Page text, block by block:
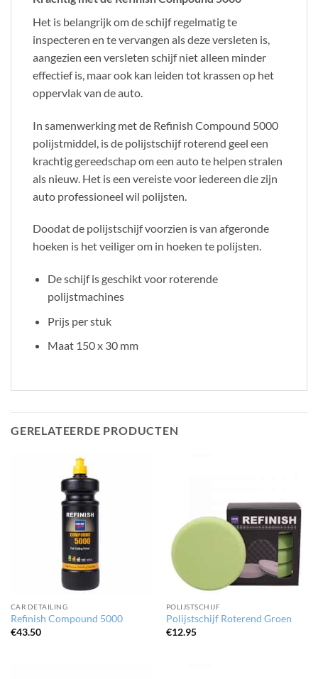
Het is belangrijk om de schijf regelmatig te
inspecteren en te vervangen als deze versleten is,
aangezien een versleten schijf niet alleen minder
effectief is, maar ook kan leiden tot krassen op het
oppervlak van de auto.
In samenwerking met de Refinish Compound 5000
polijstmiddel, is de polijstschijf roterend geel een
krachtig gereedschap om een auto te helpen stralen
als nieuw. Het is een vereiste voor iedereen die zijn
auto professioneel wil polijsten.
Doodat de polijstschijf voorzien is van afgeronde
hoeken is het veiliger om in hoeken te polijsten.
De schijf is geschikt voor roterende
polijstmachines
Prijs per stuk
Maat 150 x 30 mm
GERELATEERDE PRODUCTEN
CAR DETAILING
Refinish Compound 5000
€43.50
POLIJSTSCHIJF
Polijstschijf Roterend Groen
€12.95